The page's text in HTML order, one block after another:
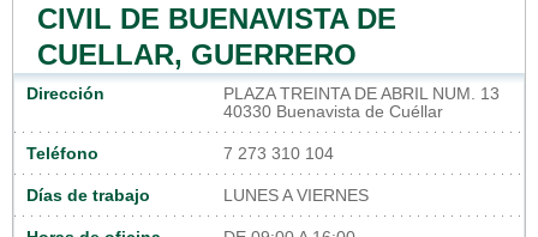
CIVIL DE BUENAVISTA DE
CUELLAR, GUERRERO
Dirección
PLAZA TREINTA DE ABRIL NUM. 13
40330 Buenavista de Cuéllar
Teléfono 7 273 310 104
Días de trabajo LUNES A VIERNES